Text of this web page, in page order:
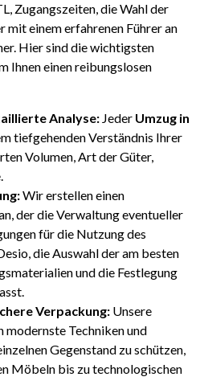
Zugangszeiten, die Wahl der
mit einem erfahrenen Führer an
Hier sind die wichtigsten
Ihnen einen reibungslosen
Analyse: Jeder Umzug in
tiefgehenden Verständnis Ihrer
Volumen, Art der Güter,
Wir erstellen einen
der die Verwaltung eventueller
für die Nutzung des
die Auswahl der am besten
und die Festlegung
Verpackung: Unsere
modernste Techniken und
Gegenstand zu schützen,
Möbeln bis zu technologischen